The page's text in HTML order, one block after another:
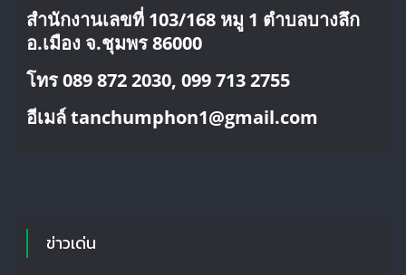
สำนักงานเลขที่ 103/168 หมู 1 ตำบลบางลึก
อ.เมือง จ.ชุมพร 86000
โทร 089 872 2030, 099 713 2755
อีเมล์ tanchumphon1@gmail.com
ข่าวเด่น